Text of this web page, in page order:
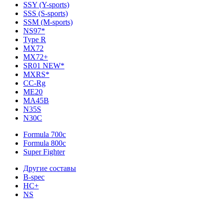
SSY (Y-sports)
SSS (S-sports)
SSM (M-sports)
NS97*
Type R
MX72
MX72+
SR01 NEW*
MXRS*
CC-Rg
ME20
MA45B
N35S
N30C
Formula 700c
Formula 800c
Super Fighter
Другие составы
B-spec
HC+
NS